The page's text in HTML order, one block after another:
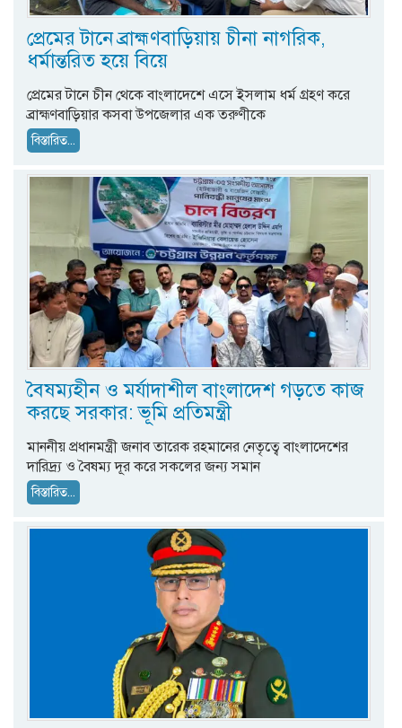
প্রেমের টানে ব্রাহ্মণবাড়িয়ায় চীনা নাগরিক,
ধর্মান্তরিত হয়ে বিয়ে
প্রেমের টানে চীন থেকে বাংলাদেশে এসে ইসলাম ধর্ম গ্রহণ করে
ব্রাহ্মণবাড়িয়ার কসবা উপজেলার এক তরুণীকে
বিস্তারিত...
বৈষম্যহীন ও মর্যাদাশীল বাংলাদেশ গড়তে কাজ
করছে সরকার: ভূমি প্রতিমন্ত্রী
মাননীয় প্রধানমন্ত্রী জনাব তারেক রহমানের নেতৃত্বে বাংলাদেশের
দারিদ্র্য ও বৈষম্য দূর করে সকলের জন্য সমান
বিস্তারিত...